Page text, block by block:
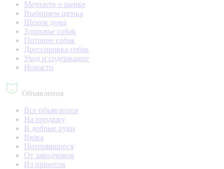
Мечтаете о щенке
Выбираем щенка
Щенок дома
Здоровье собак
Питание собак
Дрессировка собак
Уход и содержание
Новости
Объявления
Все объявления
На продажу
В добрые руки
Вязка
Потерявшиеся
От заводчиков
Из приютов